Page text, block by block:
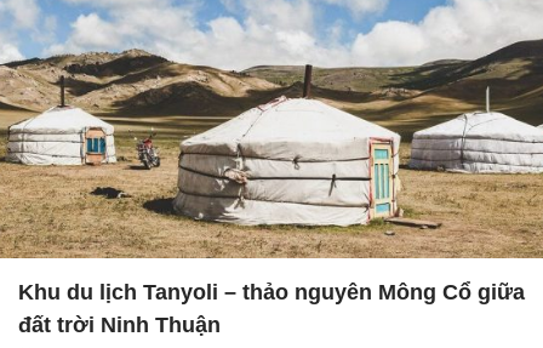
Khu du lịch Tanyoli – thảo nguyên Mông Cổ giữa
đất trời Ninh Thuận